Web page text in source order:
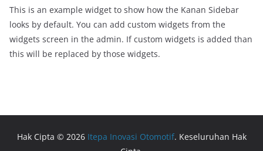
This is an example widget to show how the Kanan Sidebar
looks by default. You can add custom widgets from the
widgets screen in the admin. If custom widgets is added than
this will be replaced by those widgets.
Hak Cipta © 2026 Itepa Inovasi Otomotif. Keseluruhan Hak